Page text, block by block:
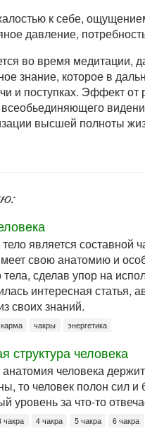
к себе,
давление,
во время медитации,
знание, которое в
и поступках. Эффект от
высшей полноты
является составной
свою анатомию и
тела, сделав упор на
интересная статья,
своих знаний.
карма чакры энергетика
структура человека
анатомия человека
то человек полон сил
уровень за что-то
чакра 4 чакра 5 чакра 6 чакра